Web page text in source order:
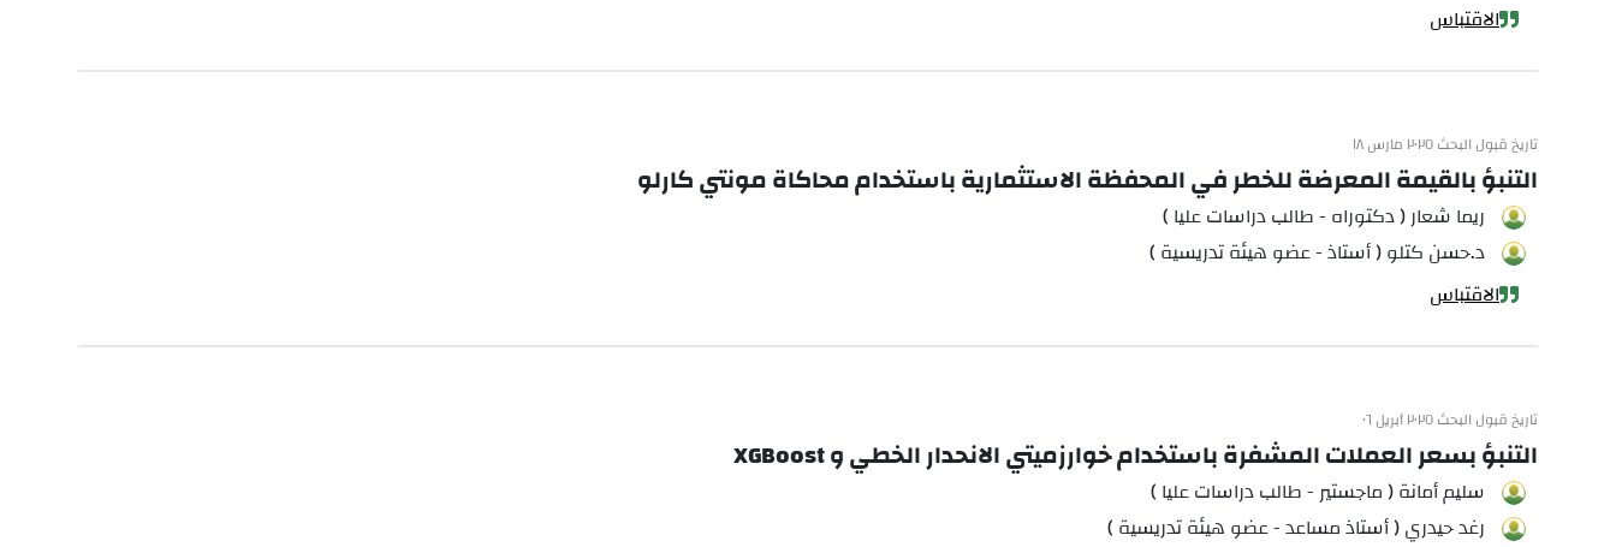
الاقتباس
تاريخ قبول البحث ٢٠٢٥ مارس ١٨
التنبؤ بالقيمة المعرضة للخطر في المحفظة الاستثمارية باستخدام محاكاة مونتي كارلو
ريما شعار ( دكتوراه - طالب دراسات عليا )
د.حسن كتلو ( أستاذ - عضو هيئة تدريسية )
الاقتباس
تاريخ قبول البحث ٢٠٢٥ أبريل ٠٦
التنبؤ بسعر العملات المشفرة باستخدام خوارزميتي الانحدار الخطي و XGBoost
سليم أمانة ( ماجستير - طالب دراسات عليا )
رغد حيدري ( أستاذ مساعد - عضو هيئة تدريسية )